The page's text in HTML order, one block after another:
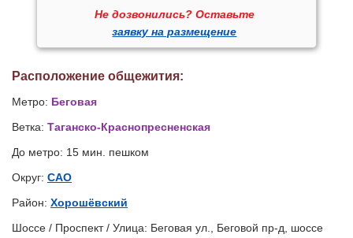
Не дозвонились? Оставьте
заявку на размещение
Расположение общежития:
Метро: Беговая
Ветка: Таганско-Краснопресненская
До метро: 15 мин. пешком
Округ: САО
Район: Хорошёвский
Шоссе / Проспект / Улица: Беговая ул., Беговой пр-д, шоссе